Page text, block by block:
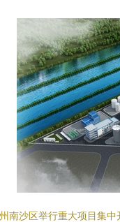
南沙区举行重大项目集